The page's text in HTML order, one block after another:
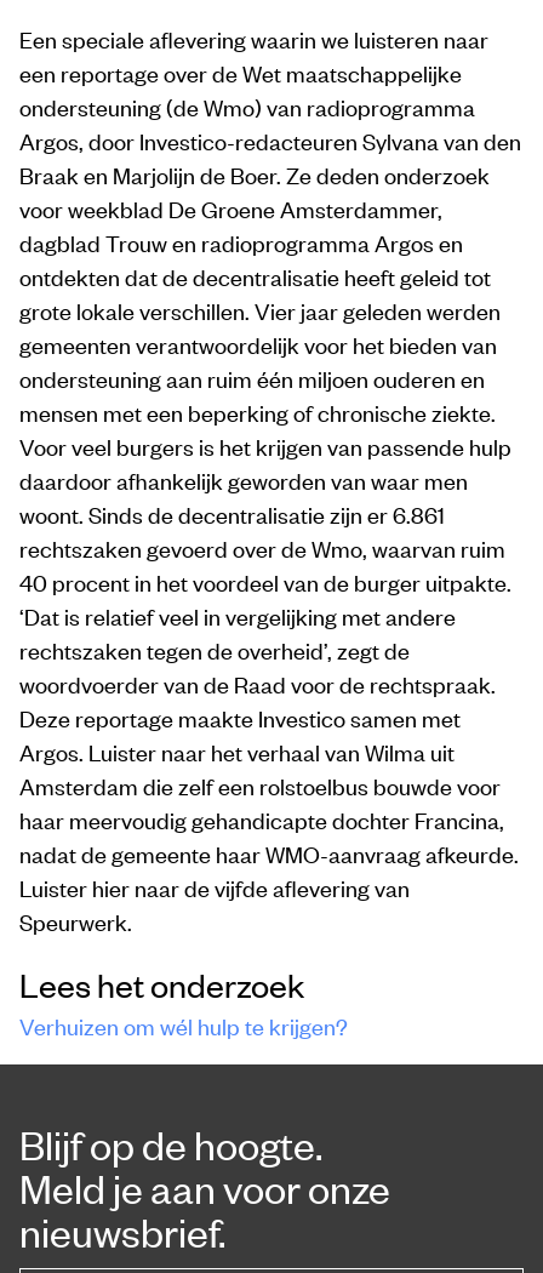
Een speciale aflevering waarin we luisteren naar
een reportage over de Wet maatschappelijke
ondersteuning (de Wmo) van radioprogramma
Argos, door Investico-redacteuren Sylvana van den
Braak en Marjolijn de Boer. Ze deden onderzoek
voor weekblad De Groene Amsterdammer,
dagblad Trouw en radioprogramma Argos en
ontdekten dat de decentralisatie heeft geleid tot
grote lokale verschillen. Vier jaar geleden werden
gemeenten verantwoordelijk voor het bieden van
ondersteuning aan ruim één miljoen ouderen en
mensen met een beperking of chronische ziekte.
Voor veel burgers is het krijgen van passende hulp
daardoor afhankelijk geworden van waar men
woont. Sinds de decentralisatie zijn er 6.861
rechtszaken gevoerd over de Wmo, waarvan ruim
40 procent in het voordeel van de burger uitpakte.
‘Dat is relatief veel in vergelijking met andere
rechtszaken tegen de overheid’, zegt de
woordvoerder van de Raad voor de rechtspraak.
Deze reportage maakte Investico samen met
Argos. Luister naar het verhaal van Wilma uit
Amsterdam die zelf een rolstoelbus bouwde voor
haar meervoudig gehandicapte dochter Francina,
nadat de gemeente haar WMO-aanvraag afkeurde.
Luister hier naar de vijfde aflevering van
Speurwerk.
Lees het onderzoek
Verhuizen om wél hulp te krijgen?
Blijf op de hoogte.
Meld je aan voor onze
nieuwsbrief.